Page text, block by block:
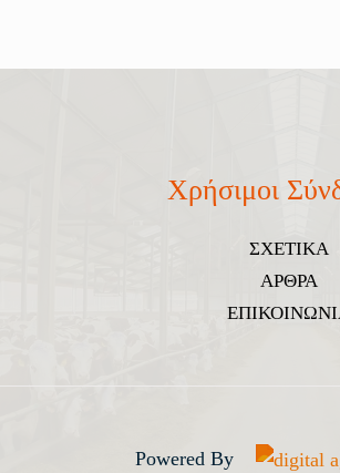
Χρήσιμοι
ΣΧΕΤΙΚΑ
ΑΡΘΡΑ
Powered By